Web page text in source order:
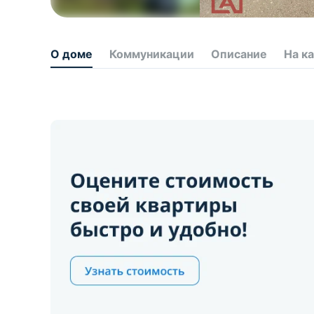
О доме Коммуникации Описание На